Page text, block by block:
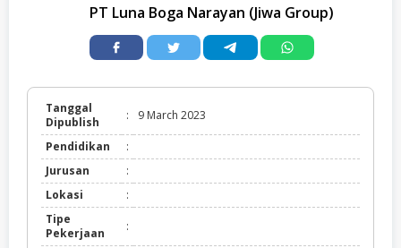
PT Luna Boga Narayan (Jiwa Group)
Tanggal
Dipublish
: 9 March 2023
Pendidikan
:
Jurusan
:
Lokasi
:
Tipe
Pekerjaan
: